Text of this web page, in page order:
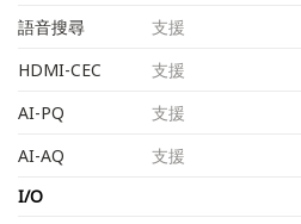
語音搜尋
支援
HDMI-CEC
支援
AI-PQ
支援
AI-AQ
支援
I/O